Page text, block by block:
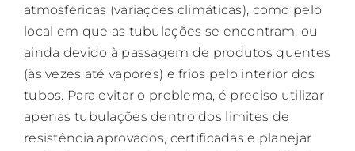
atmosféricas (variações climáticas), como pelo
local em que as tubulações se encontram, ou
ainda devido à passagem de produtos quentes
(às vezes até vapores) e frios pelo interior dos
tubos. Para evitar o problema, é preciso utilizar
apenas tubulações dentro dos limites de
resistência aprovados, certificadas e planejar